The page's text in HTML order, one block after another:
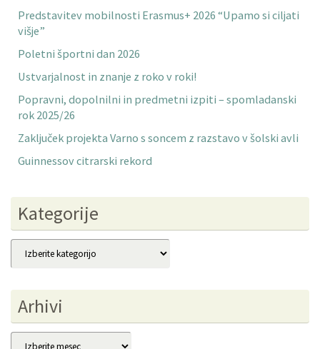
Predstavitev mobilnosti Erasmus+ 2026 “Upamo si ciljati
višje”
Poletni športni dan 2026
Ustvarjalnost in znanje z roko v roki!
Popravni, dopolnilni in predmetni izpiti – spomladanski
rok 2025/26
Zaključek projekta Varno s soncem z razstavo v šolski avli
Guinnessov citrarski rekord
Kategorije
Kategorije
Arhivi
Arhivi